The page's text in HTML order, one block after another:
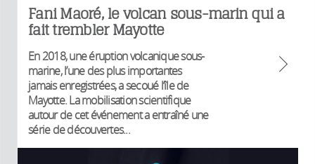
Fani Maoré, le volcan sous-marin qui a
fait trembler Mayotte
En 2018, une éruption volcanique sous-
marine, l’une des plus importantes
jamais enregistrées, a secoué l’île de
Mayotte. La mobilisation scientifique
autour de cet événement a entraîné une
série de découvertes...